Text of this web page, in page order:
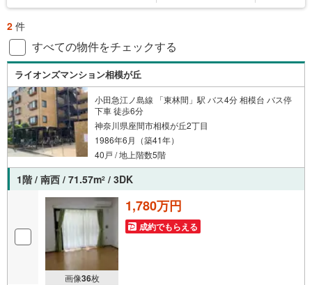
2 件
すべての物件をチェックする
ライオンズマンション相模が丘
小田急江ノ島線 「東林間」駅 バス4分 相模台 バス停
下車 徒歩6分
神奈川県座間市相模が丘2丁目
1986年6月（築41年）
40戸 / 地上階数5階
1階 / 南西 / 71.57m2 / 3DK
画像36枚
1,780万円
成約でもらえる